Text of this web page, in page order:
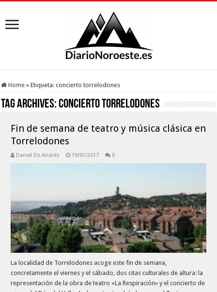
Home » Etiqueta:concierto torrelodones
Tag Archives:concierto torrelodones
Fin de semana de teatro y música clásica en
Torrelodones
Daniel De Andrés 19/01/2017 0
La localidad de Torrelodones acoge este fin de semana,
concretamente el viernes y el sábado, dos citas culturales de altura: la
representación de la obra de teatro «La Respiración» y el concierto de